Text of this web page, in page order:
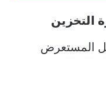
التخزين
المستعرض